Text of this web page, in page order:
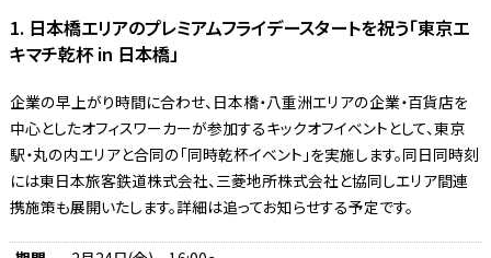
1. 日本橋エリアのプレミアムフライデースタートを祝う「東京エ
キマチ乾杯 in 日本橋」
企業の早上がり時間に合わせ、日本橋・八重洲エリアの企業・百貨店を
中心としたオフィスワーカーが参加するキックオフイベントとして、東京
駅・丸の内エリアと合同の「同時乾杯イベント」を実施します。同日同時刻
には東日本旅客鉄道株式会社、三菱地所株式会社と協同しエリア間連
携施策も展開いたします。詳細は追ってお知らせする予定です。